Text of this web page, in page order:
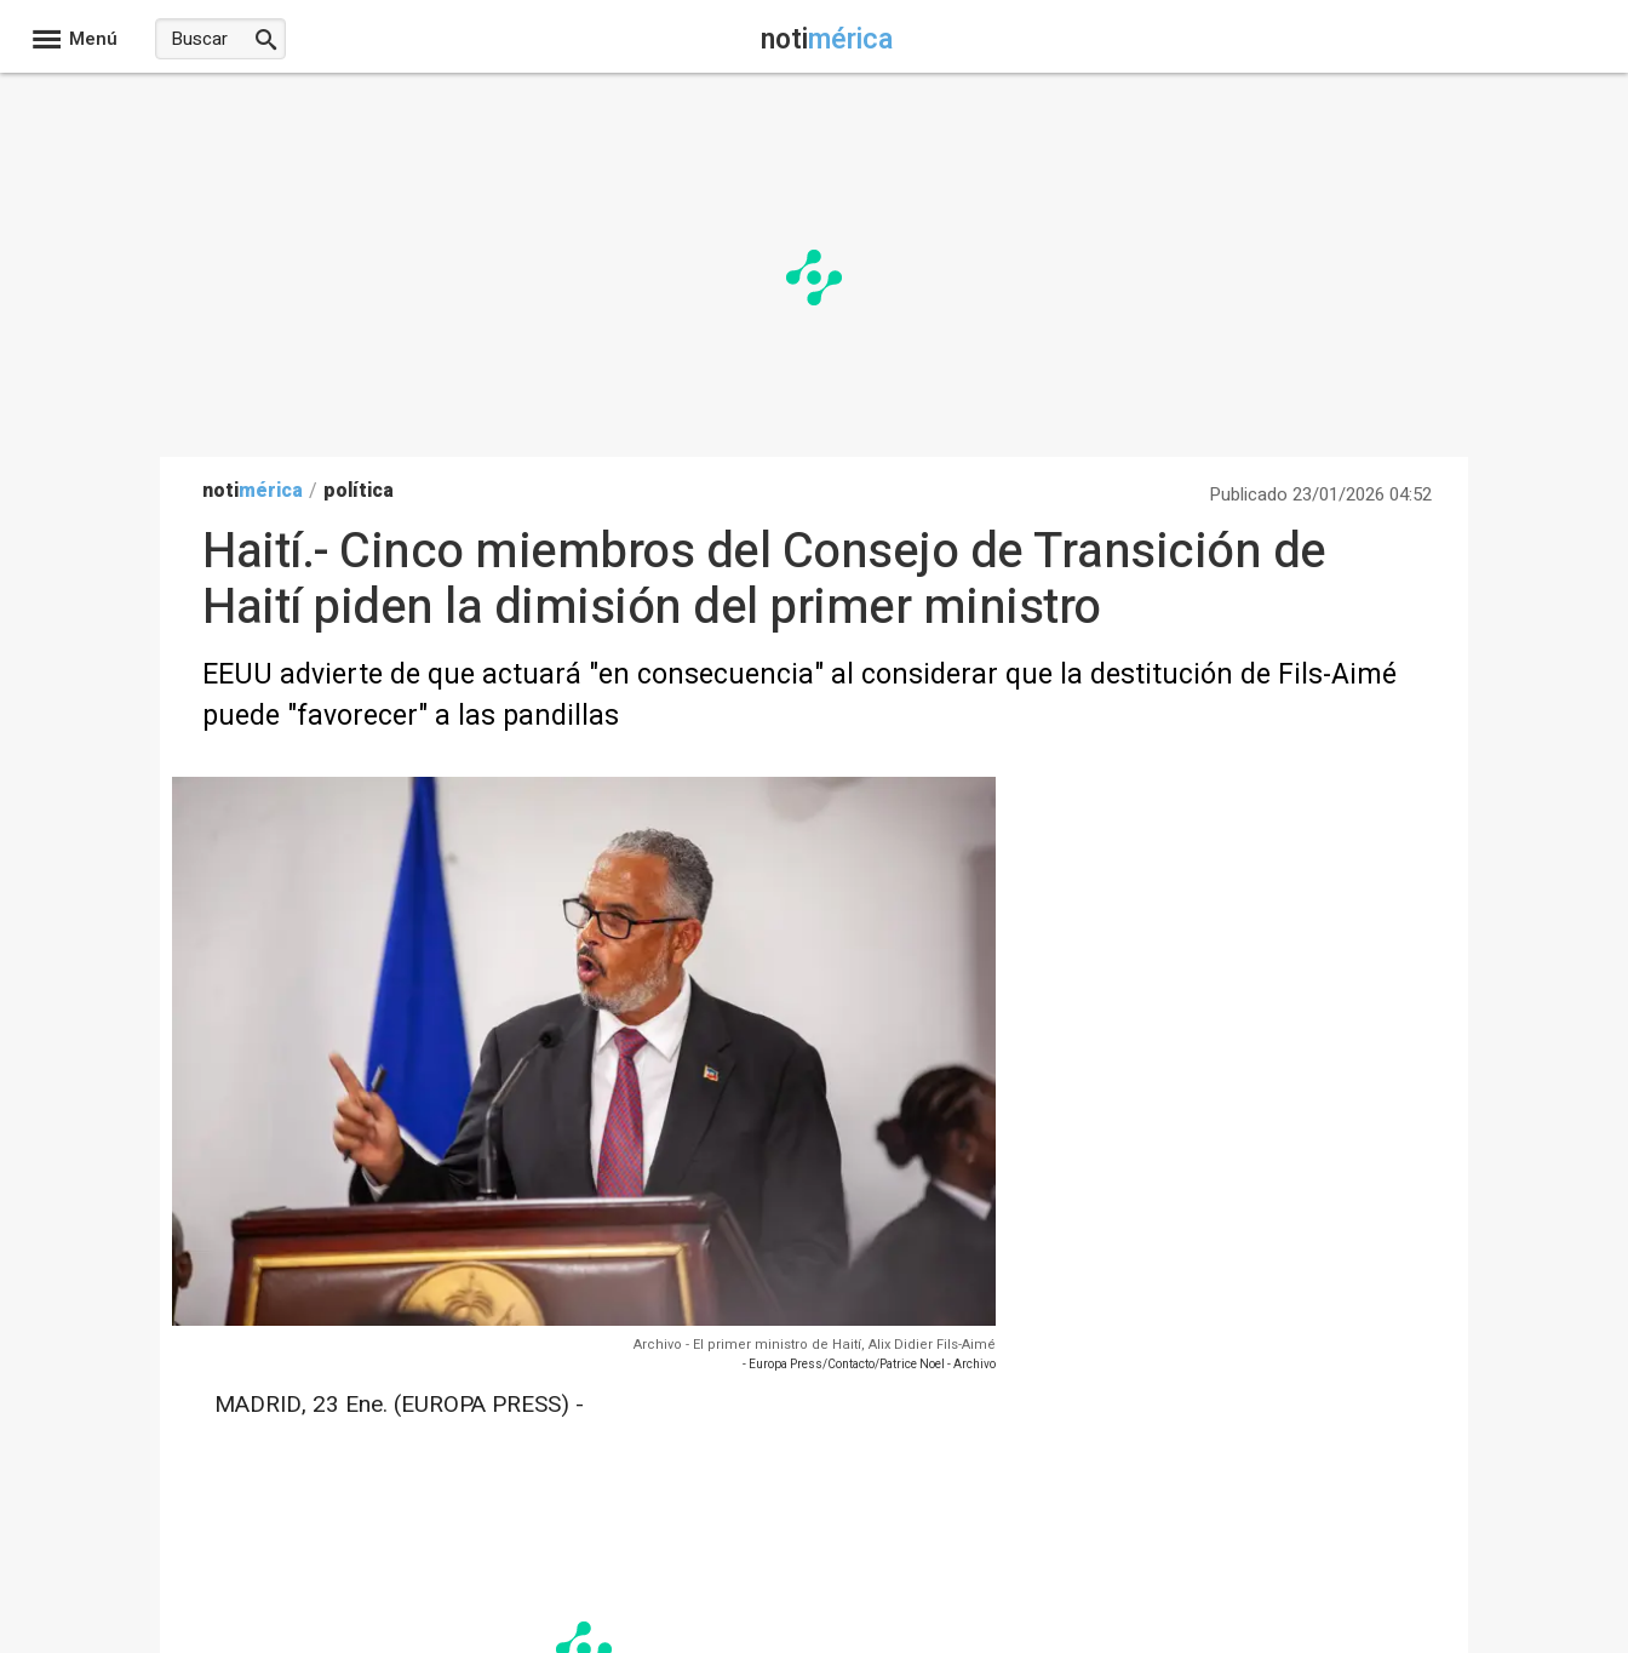
Menú notimérica
notimérica / política Publicado 23/01/2026 04:52
Haití.- Cinco miembros del Consejo de Transición de
Haití piden la dimisión del primer ministro
EEUU advierte de que actuará "en consecuencia" al considerar que la destitución de Fils-Aimé
puede "favorecer" a las pandillas
Archivo - El primer ministro de Haití, Alix Didier Fils-Aimé
- Europa Press/Contacto/Patrice Noel - Archivo
MADRID, 23 Ene. (EUROPA PRESS) -